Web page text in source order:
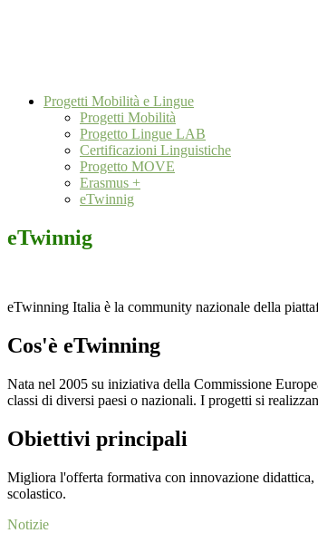
Progetti Mobilità e Lingue
Progetti Mobilità
Progetto Lingue LAB
Certificazioni Linguistiche
Progetto MOVE
Erasmus +
eTwinnig
eTwinnig
eTwinning Italia è la community nazionale della
Cos'è eTwinning
Nata nel 2005 su iniziativa della Commissione
classi di diversi paesi o nazionali. I progetti si
Obiettivi principali
Migliora l'offerta formativa con innovazione
scolastico.
Notizie